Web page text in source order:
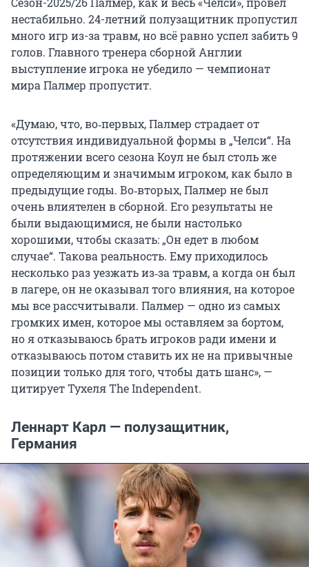
нестабильно. 24-летний полузащитник пропустил
много игр из-за травм, но всё равно успел забить 9
голов. Главного тренера сборной Англии
выступление игрока не убедило — чемпионат
мира Палмер пропустит.
«Думаю, что, во‑первых, Палмер страдает от
отсутствия индивидуальной формы в „Челси“. На
протяжении всего сезона Коул не был столь же
определяющим и значимым игроком, как было в
предыдущие годы. Во‑вторых, Палмер не был
очень влиятелен в сборной. Его результаты не
были выдающимися, не были настолько
хорошими, чтобы сказать: „Он едет в любом
случае“. Такова реальность. Ему приходилось
несколько раз уезжать из‑за травм, а когда он был
в лагере, он не оказывал того влияния, на которое
мы все рассчитывали. Палмер — одно из самых
громких имен, которое мы оставляем за бортом,
но я отказываюсь брать игроков ради имени и
отказываюсь потом ставить их не на привычные
позиции только для того, чтобы дать шанс», —
цитирует Тухеля The Independent.
Леннарт Карл — полузащитник,
Германия